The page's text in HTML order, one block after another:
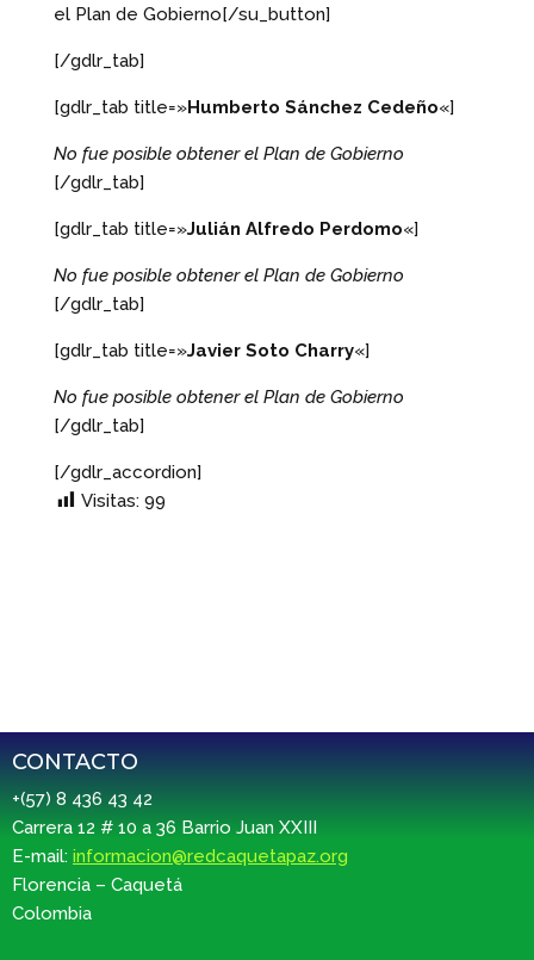
el Plan de Gobierno[/su_button]
[/gdlr_tab]
[gdlr_tab title=»Humberto Sánchez Cedeño«]
No fue posible obtener el Plan de Gobierno
[/gdlr_tab]
[gdlr_tab title=»Julián Alfredo Perdomo«]
No fue posible obtener el Plan de Gobierno
[/gdlr_tab]
[gdlr_tab title=»Javier Soto Charry«]
No fue posible obtener el Plan de Gobierno
[/gdlr_tab]
[/gdlr_accordion]
Visitas: 99
CONTACTO
+(57) 8 436 43 42
Carrera 12 # 10 a 36 Barrio Juan XXIII
E-mail: informacion@redcaquetapaz.org
Florencia – Caquetá
Colombia